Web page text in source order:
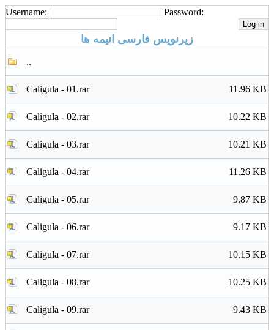
Username: Password:
زیرنویس فارسی انیمه ها
..
Caligula - 01.rar 11.96 KB
Caligula - 02.rar 10.22 KB
Caligula - 03.rar 10.21 KB
Caligula - 04.rar 11.26 KB
Caligula - 05.rar 9.87 KB
Caligula - 06.rar 9.17 KB
Caligula - 07.rar 10.15 KB
Caligula - 08.rar 10.25 KB
Caligula - 09.rar 9.43 KB